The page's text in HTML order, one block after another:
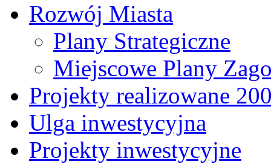
Rozwój Miasta
Plany Strategiczne
Miejscowe Plany
Projekty realizowane
Ulga inwestycyjna
Projekty inwestycyjne